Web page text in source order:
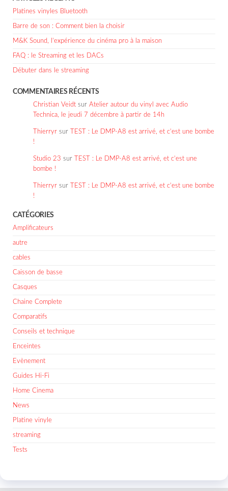
Platines vinyles Bluetooth
Barre de son : Comment bien la choisir
M&K Sound, l’expérience du cinéma pro à la maison
FAQ : le Streaming et les DACs
Débuter dans le streaming
COMMENTAIRES RÉCENTS
Christian Veidt sur Atelier autour du vinyl avec Audio
Technica, le jeudi 7 décembre à partir de 14h
Thierryr sur
TEST : Le DMP-A8 est arrivé, et c’est une bombe
!
Studio 23 sur
TEST : Le DMP-A8 est arrivé, et c’est une
bombe !
Thierryr sur
TEST : Le DMP-A8 est arrivé, et c’est une bombe
!
CATÉGORIES
Amplificateurs
autre
cables
Caisson de basse
Casques
Chaine Complete
Comparatifs
Conseils et technique
Enceintes
Evènement
Guides Hi-Fi
Home Cinema
News
Platine vinyle
streaming
Tests